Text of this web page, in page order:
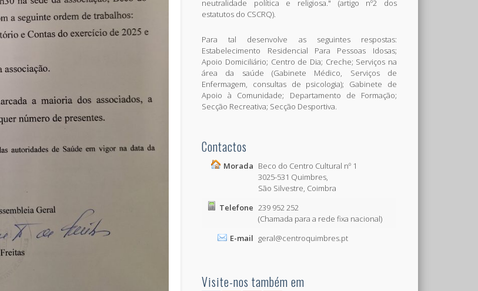
neutralidade política e religiosa." (artigo nº2 dos
estatutos do CSCRQ).
Para tal desenvolve as seguintes respostas:
Estabelecimento Residencial Para Pessoas Idosas;
Apoio Domiciliário; Centro de Dia; Creche; Serviços na
área da saúde (Gabinete Médico, Serviços de
Enfermagem, consultas de psicologia); Gabinete de
Apoio à Comunidade; Departamento de Formação;
Secção Recreativa; Secção Desportiva.
Contactos
Morada Beco do Centro Cultural nº 1
3025-531 Quimbres,
São Silvestre, Coimbra
Telefone 239 952 252
(Chamada para a rede fixa nacional)
E-mail geral@centroquimbres.pt
Visite-nos também em